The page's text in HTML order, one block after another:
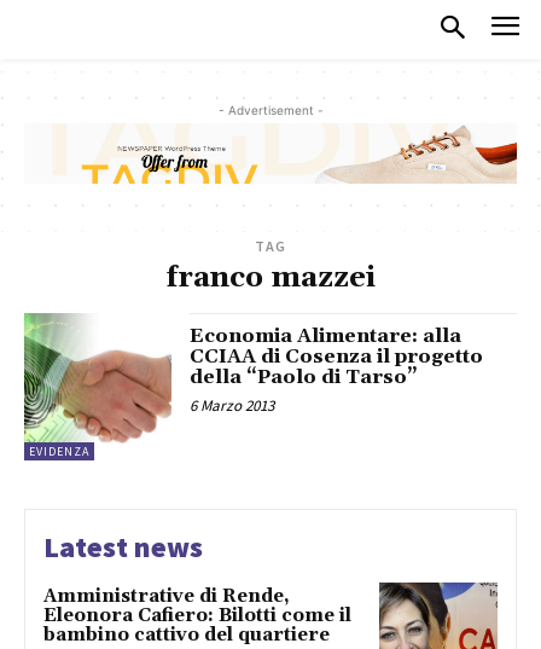
- Advertisement -
TAG
franco mazzei
EVIDENZA
Economia Alimentare: alla
CCIAA di Cosenza il progetto
della “Paolo di Tarso”
6 Marzo 2013
Latest news
Amministrative di Rende,
Eleonora Cafiero: Bilotti come il
bambino cattivo del quartiere